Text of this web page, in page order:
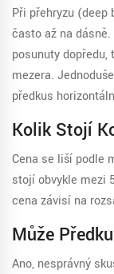
Při přehryzu (deep
často až na
posunuty
mezera.
předkus
Kolik Stojí
Cena se liší podle
stojí obvykle mezi
cena závisí na
Může
Ano, nesprávný